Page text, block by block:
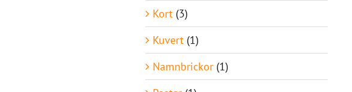
Kort (3)
Kuvert (1)
Namnbrickor (1)